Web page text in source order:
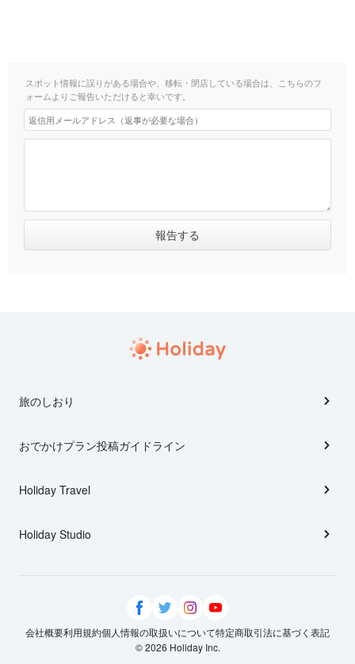
スポット情報に誤りがある場合や、移転・閉店している場合は、こちらのフ
ォームよりご報告いただけると幸いです。
旅のしおり
おでかけプラン投稿ガイドライン
Holiday Travel
Holiday Studio
会社概要利用規約個人情報の取扱いについて特定商取引法に基づく表記
© 2026 Holiday Inc.